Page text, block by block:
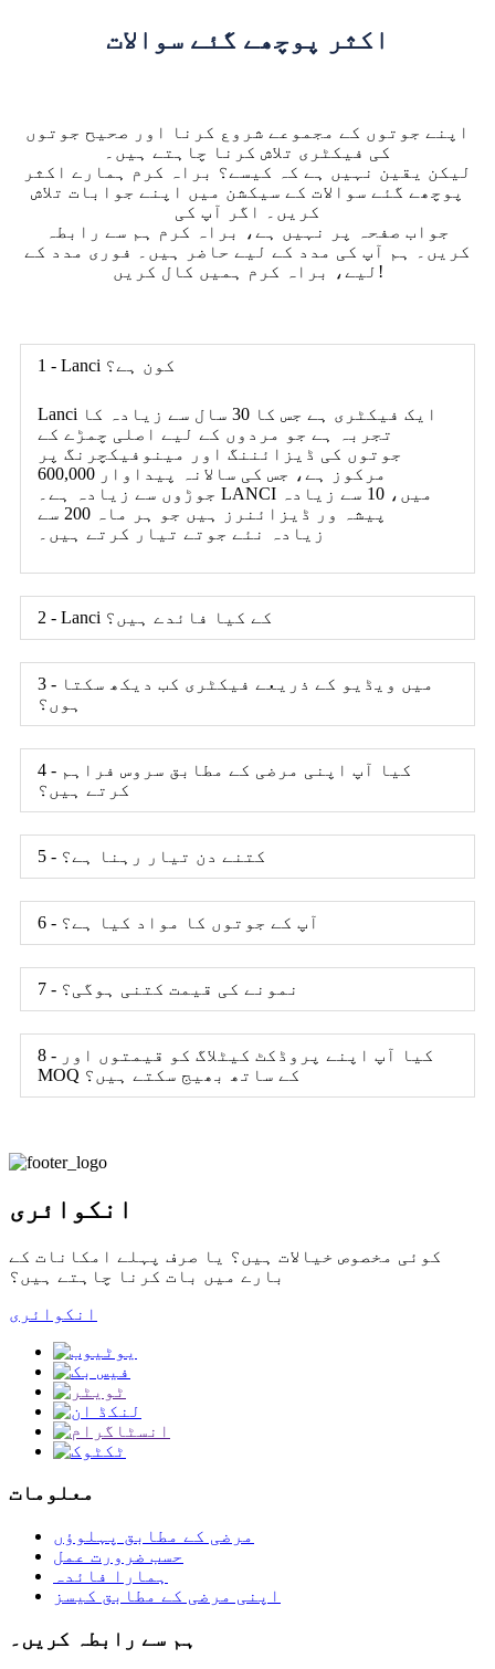
اکثر پوچھے گئے سوالات
اپنے جوتوں کے مجموعے شروع کرنا اور صحیح جوتوں
کی فیکٹری تلاش کرنا چاہتے ہیں۔
لیکن یقین نہیں ہے کہ کیسے؟ براہ کرم ہمارے اکثر
پوچھے گئے سوالات کے سیکشن میں اپنے جوابات تلاش
کریں۔ اگر آپ کی
جواب صفحہ پر نہیں ہے، براہ کرم ہم سے رابطہ
کریں۔ ہم آپ کی مدد کے لیے حاضر ہیں۔ فوری مدد کے
لیے، براہ کرم ہمیں کال کریں!
1 - Lanci کون ہے؟
Lanci ایک فیکٹری ہے جس کا 30 سال سے زیادہ کا
تجربہ ہے جو مردوں کے لیے اصلی چمڑے کے
جوتوں کی ڈیزائننگ اور مینوفیکچرنگ پر
مرکوز ہے، جس کی سالانہ پیداوار 600,000
جوڑوں سے زیادہ ہے۔ LANCI میں، 10 سے زیادہ
پیشہ ور ڈیزائنرز ہیں جو ہر ماہ 200 سے
زیادہ نئے جوتے تیار کرتے ہیں۔
2 - Lanci کے کیا فائدے ہیں؟
3 - میں ویڈیو کے ذریعے فیکٹری کب دیکھ سکتا
ہوں؟
4 - کیا آپ اپنی مرضی کے مطابق سروس فراہم
کرتے ہیں؟
5 - کتنے دن تیار رہنا ہے؟
6 - آپ کے جوتوں کا مواد کیا ہے؟
7 - نمونے کی قیمت کتنی ہوگی؟
8 - کیا آپ اپنے پروڈکٹ کیٹلاگ کو قیمتوں اور
MOQ کے ساتھ بھیج سکتے ہیں؟
انکوائری
کوئی مخصوص خیالات ہیں؟ یا صرف پہلے امکانات کے
بارے میں بات کرنا چاہتے ہیں؟
انکوائری
معلومات
مرضی کے مطابق پہلوؤں
حسب ضرورت عمل
ہمارا فائدہ
اپنی مرضی کے مطابق کیسز
ہم سے رابطہ کریں۔